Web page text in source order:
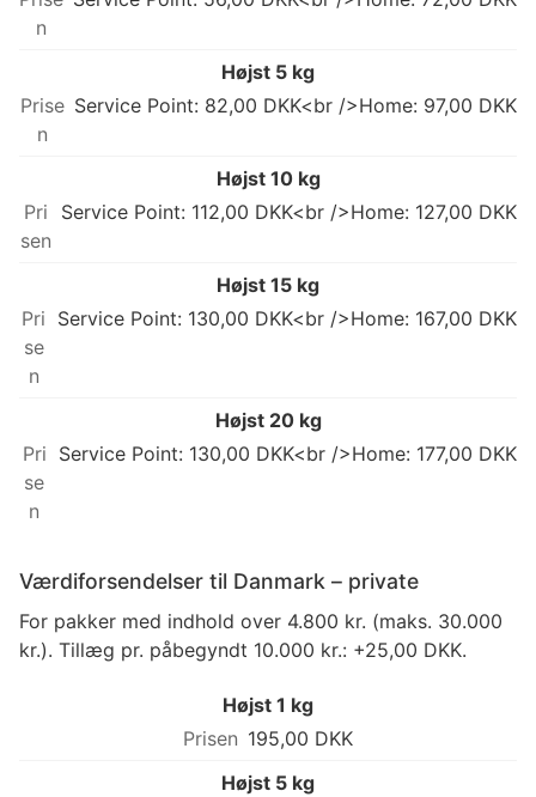
Højst 5 kg
Service Point: 82,00 DKK<br />Home: 97,00 DKK
Højst 10 kg
Service Point: 112,00 DKK<br />Home: 127,00 DKK
Højst 15 kg
Service Point: 130,00 DKK<br />Home: 167,00 DKK
Højst 20 kg
Service Point: 130,00 DKK<br />Home: 177,00 DKK
Værdiforsendelser til Danmark – private
For pakker med indhold over 4.800 kr. (maks. 30.000
kr.). Tillæg pr. påbegyndt 10.000 kr.: +25,00 DKK.
Højst 1 kg
195,00 DKK
Højst 5 kg